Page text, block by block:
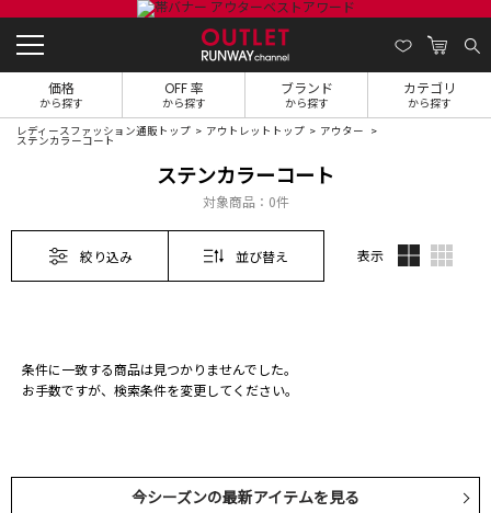
価格
から探す
OFF 率
から探す
ブランド
から探す
カテゴリ
から探す
レディースファッション通販トップ アウトレットトップ アウター
ステンカラーコート
ステンカラーコート
対象商品： 0件
絞り込み 並び替え 表示
条件に一致する商品は見つかりませんでした。
お手数ですが、検索条件を変更してください。
今シーズンの最新アイテムを見る